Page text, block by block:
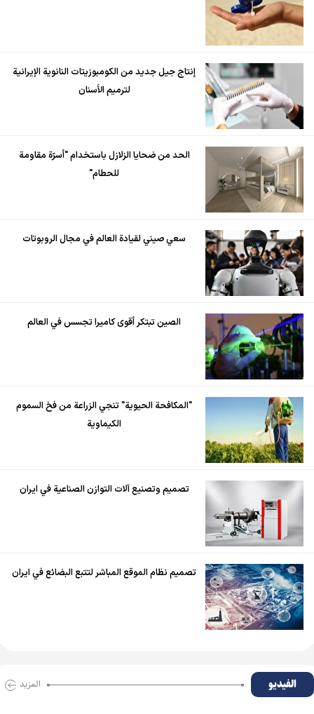
إنتاج جيل جديد من الكومبوزيتات النانوية الإيرانية
لترميم الأسنان
الحد من ضحايا الزلازل باستخدام "أسرّة مقاومة
للحطام"
سعي صيني لقيادة العالم في مجال الروبوتات
الصين تبتكر أقوى كاميرا تجسس في العالم
"المكافحة الحيوية" تنجي الزراعة من فخ السموم
الكيماوية
تصميم وتصنيع آلات التوازن الصناعية في ايران
تصميم نظام الموقع المباشر لتتبع البضائع في ايران
الفیدیو المزید